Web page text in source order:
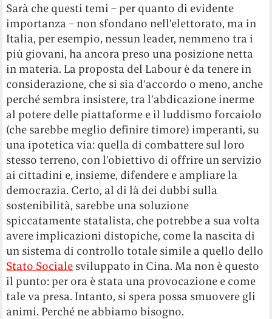
Sarà che questi temi – per quanto di evidente
importanza – non sfondano nell’elettorato, ma in
Italia, per esempio, nessun leader, nemmeno tra i
più giovani, ha ancora preso una posizione netta
in materia. La proposta del Labour è da tenere in
considerazione, che si sia d’accordo o meno, anche
perché sembra insistere, tra l’abdicazione inerme
al potere delle piattaforme e il luddismo forcaiolo
(che sarebbe meglio definire timore) imperanti, su
una ipotetica via: quella di combattere sul loro
stesso terreno, con l’obiettivo di offrire un servizio
ai cittadini e, insieme, difendere e ampliare la
democrazia. Certo, al di là dei dubbi sulla
sostenibilità, sarebbe una soluzione
spiccatamente statalista, che potrebbe a sua volta
avere implicazioni distopiche, come la nascita di
un sistema di controllo totale simile a quello dello
Stato Sociale sviluppato in Cina. Ma non è questo
il punto: per ora è stata una provocazione e come
tale va presa. Intanto, si spera possa smuovere gli
animi. Perché ne abbiamo bisogno.